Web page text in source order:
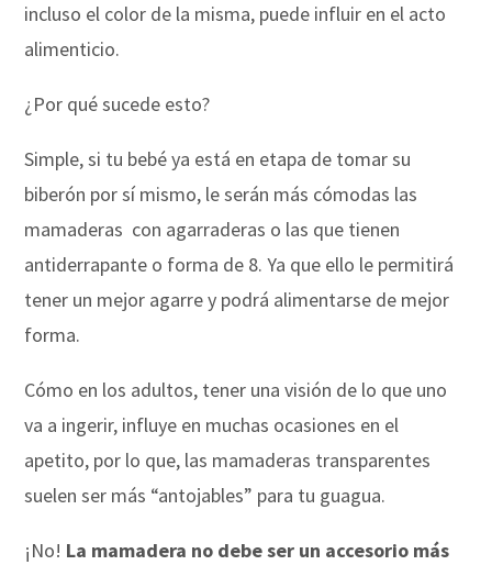
incluso el color de la misma, puede influir en el acto
alimenticio.
¿Por qué sucede esto?
Simple, si tu bebé ya está en etapa de tomar su
biberón por sí mismo, le serán más cómodas las
mamaderas con agarraderas o las que tienen
antiderrapante o forma de 8. Ya que ello le permitirá
tener un mejor agarre y podrá alimentarse de mejor
forma.
Cómo en los adultos, tener una visión de lo que uno
va a ingerir, influye en muchas ocasiones en el
apetito, por lo que, las mamaderas transparentes
suelen ser más “antojables” para tu guagua.
¡No! La mamadera no debe ser un accesorio más